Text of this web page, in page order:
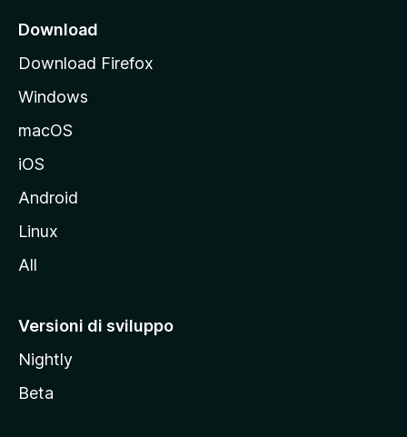
i
a
l
e
l
t
M
z
i
Download
Download Firefox
Windows
macOS
iOS
Android
Linux
All
Versioni di sviluppo
Nightly
Beta